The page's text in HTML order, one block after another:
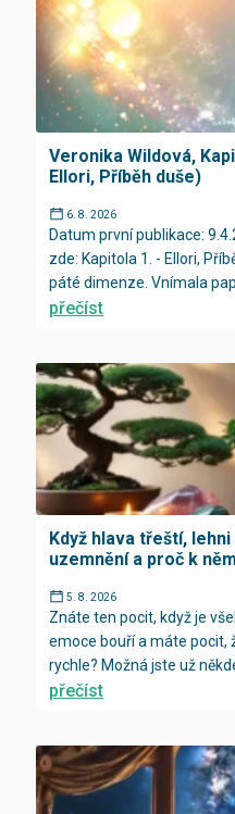
Veronika Wildová,
Ellori, Příběh duše)
6. 8. 2026
Datum první publikace:
zde: Kapitola 1. - Ellori,
páté dimenze. Vnímala
přečíst
Když hlava třeští,
uzemnění a proč k
5. 8. 2026
Znáte ten pocit, když je
emoce bouří a máte pocit,
rychle? Možná jste už
přečíst